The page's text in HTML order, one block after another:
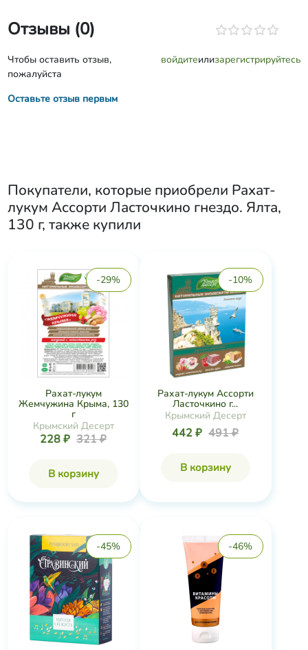
Отзывы (0)
Чтобы оставить отзыв,
пожалуйста
войдитеилизарегистрируйтесь
Оставьте отзыв первым
Покупатели, которые приобрели Рахат-
лукум Ассорти Ласточкино гнездо. Ялта,
130 г, также купили
-29%
Рахат-лукум
Жемчужина Крыма, 130
г
Крымский Десерт
228 ₽ 321 ₽
В корзину
-10%
Рахат-лукум Ассорти
Ласточкино г...
Крымский Десерт
442 ₽ 491 ₽
В корзину
-45% -46%